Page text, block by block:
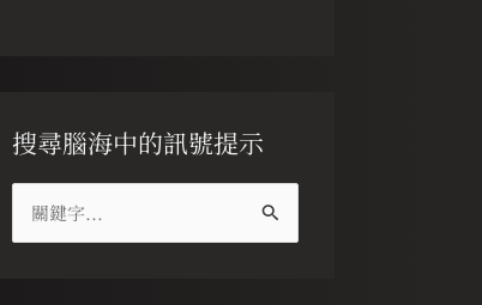
搜尋腦海中的訊號提示